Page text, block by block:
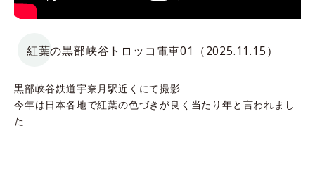
紅葉の黒部峡谷トロッコ電車01（2025.11.15）
黒部峡谷鉄道宇奈月駅近くにて撮影
今年は日本各地で紅葉の色づきが良く当たり年と言われまし
た